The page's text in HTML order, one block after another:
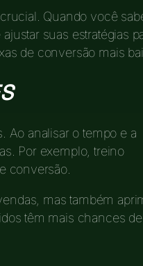
Quando você
suas estratégias
de conversão mais
Ao analisar o tempo e a
Por exemplo, treino
conversão.
mas também
têm mais chances